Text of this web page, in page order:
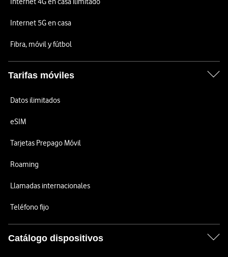
Internet 5G en casa
Fibra, móvil y fútbol
Tarifas móviles
Datos ilimitados
eSIM
Tarjetas Prepago Móvil
Roaming
Llamadas internacionales
Teléfono fijo
Catálogo dispositivos